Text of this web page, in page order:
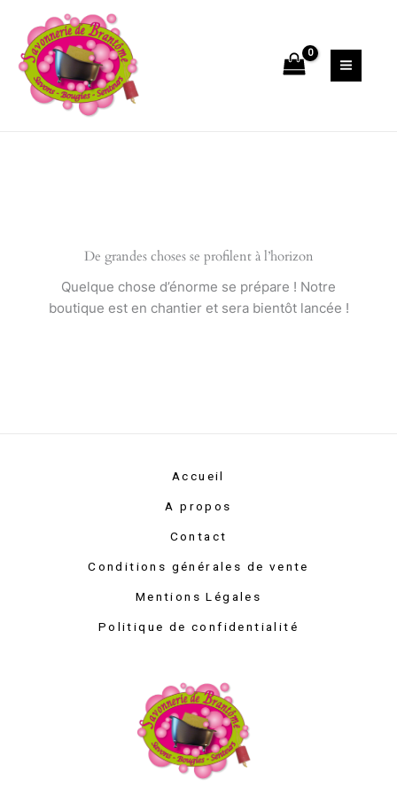
contenu
De grandes choses se profilent à l’horizon
Quelque chose d’énorme se prépare ! Notre
boutique est en chantier et sera bientôt lancée !
Accueil
A propos
Contact
Conditions générales de vente
Mentions Légales
Politique de confidentialité